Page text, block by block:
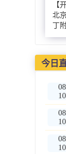
【
北
丁
今日